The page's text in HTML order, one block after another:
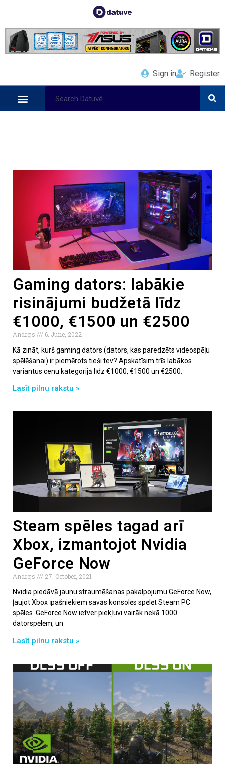
Sign in Register
Gaming dators: labākie
risinājumi budžetā līdz
€1000, €1500 un €2500
Andrejs
6. June, 2022
Kā zināt, kurš gaming dators (dators, kas paredzēts videospēļu
spēlēšanai) ir piemērots tieši tev? Apskatīsim trīs labākos
variantus cenu kategorijā līdz €1000, €1500 un €2500.
Lasīt pilnu rakstu »
Steam spēles tagad arī
Xbox, izmantojot Nvidia
GeForce Now
Andrejs
27. October, 2021
Nvidia piedāvā jaunu straumēšanas pakalpojumu GeForce Now,
ļaujot Xbox īpašniekiem savās konsolēs spēlēt Steam PC
spēles. GeForce Now ietver piekļuvi vairāk nekā 1000
datorspēlēm, un
Lasīt pilnu rakstu »